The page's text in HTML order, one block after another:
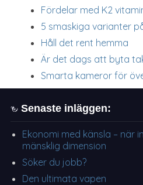
Senaste inläggen:
Ekonomi med känsla – när
mänsklig dimension
Söker du jobb?
Den ultimata vapen
Fördelar med K2
5 smaskiga varianter
Håll det rent hemma
Är det dags att byta
Smarta kameror för